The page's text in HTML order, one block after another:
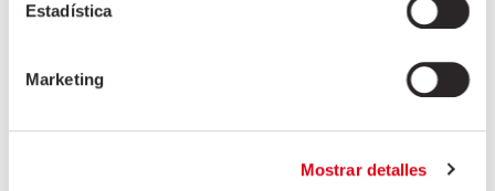
Estadística
Marketing
Mostrar detalles